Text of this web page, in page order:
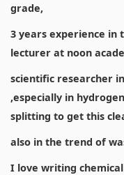
grade,
3 years experience in
lecturer at noon
scientific researcher
,especially in
splitting to get this
also in the trend of
I love writing